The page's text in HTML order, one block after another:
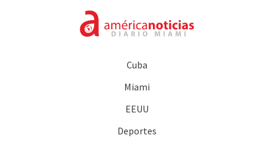
Cuba
Miami
EEUU
Deportes